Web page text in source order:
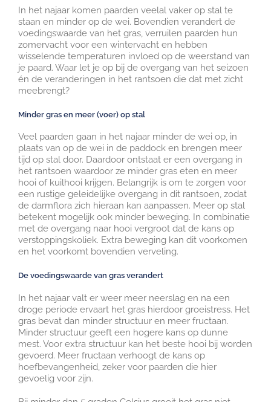
In het najaar komen paarden veelal vaker op stal te
staan en minder op de wei. Bovendien verandert de
voedingswaarde van het gras, verruilen paarden hun
zomervacht voor een wintervacht en hebben
wisselende temperaturen invloed op de weerstand van
je paard. Waar let je op bij de overgang van het seizoen
én de veranderingen in het rantsoen die dat met zicht
meebrengt?
Minder gras en meer (voer) op stal
Veel paarden gaan in het najaar minder de wei op, in
plaats van op de wei in de paddock en brengen meer
tijd op stal door. Daardoor ontstaat er een overgang in
het rantsoen waardoor ze minder gras eten en meer
hooi of kuilhooi krijgen. Belangrijk is om te zorgen voor
een rustige geleidelijke overgang in dit rantsoen, zodat
de darmflora zich hieraan kan aanpassen. Meer op stal
betekent mogelijk ook minder beweging. In combinatie
met de overgang naar hooi vergroot dat de kans op
verstoppingskoliek. Extra beweging kan dit voorkomen
en het voorkomt bovendien verveling.
De voedingswaarde van gras verandert
In het najaar valt er weer meer neerslag en na een
droge periode ervaart het gras hierdoor groeistress. Het
gras bevat dan minder structuur en meer fructaan.
Minder structuur geeft een hogere kans op dunne
mest. Voor extra structuur kan het beste hooi bij worden
gevoerd. Meer fructaan verhoogt de kans op
hoefbevangenheid, zeker voor paarden die hier
gevoelig voor zijn.